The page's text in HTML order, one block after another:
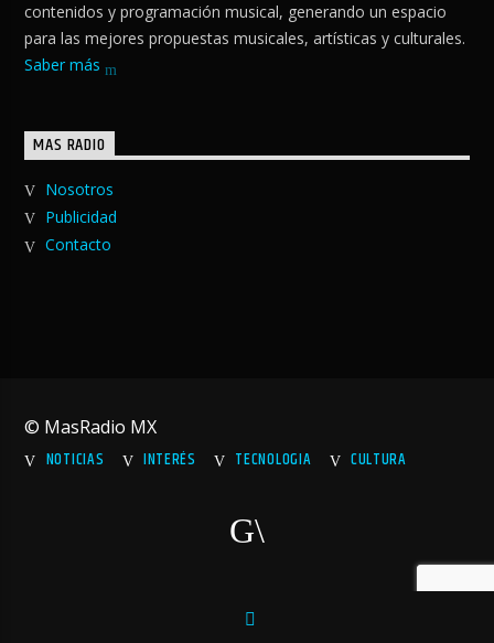
contenidos y programación musical, generando un espacio
para las mejores propuestas musicales, artísticas y culturales.
Saber más
MAS RADIO
Nosotros
Publicidad
Contacto
© MasRadio MX
NOTICIAS
INTERÉS TECNOLOGIA CULTURA